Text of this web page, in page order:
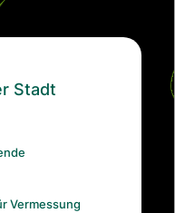
Stadt
Vermessung